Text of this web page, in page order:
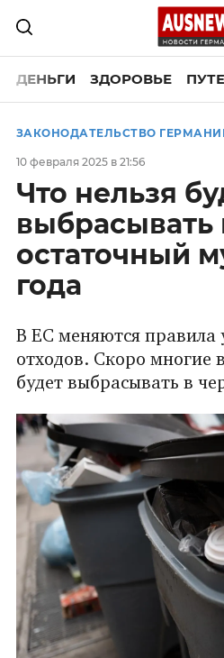
ДЕНЬГИ ЗДОРОВЬЕ
ЗАКОНОДАТЕЛЬСТВО
10 февраля 2025 в 21:56
Что нельзя
выбрасывать
остаточный
года
В ЕС меняются правила
отходов. Скоро многие
будет выбрасывать в